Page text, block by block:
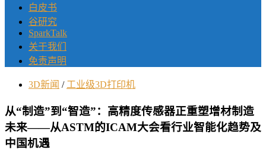
白皮书
谷研究
SparkTalk
关于我们
免责声明
3D新闻 / 工业级3D打印机
从“制造”到“智造”：高精度传感器正重塑增材制造
未来——从ASTM的ICAM大会看行业智能化趋势及
中国机遇